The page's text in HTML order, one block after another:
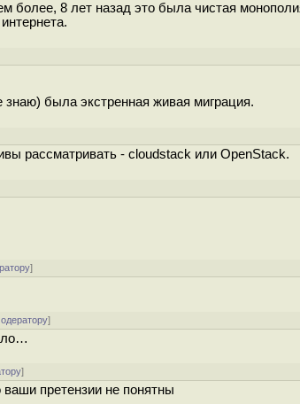
более, 8 лет назад это была чистая
была экстренная живая миграция.
рассматривать - cloudstack или OpenStack.
]
]
]
претензии не понятны